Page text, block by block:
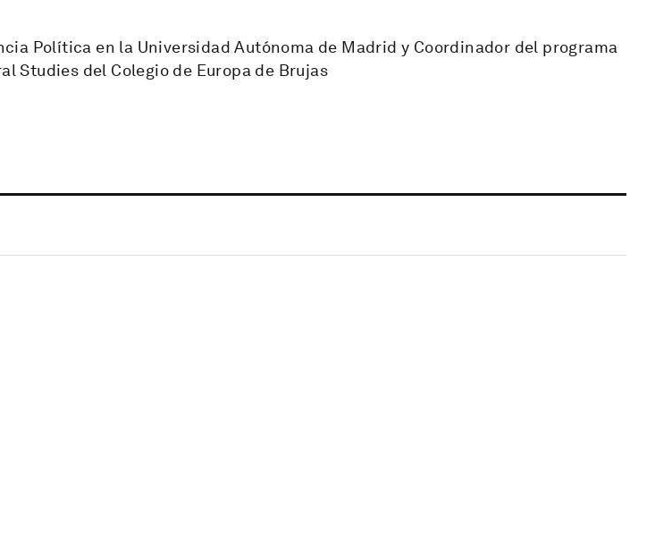
Política en la Universidad Autónoma de Madrid y Coordinador del programa
Studies del Colegio de Europa de Brujas